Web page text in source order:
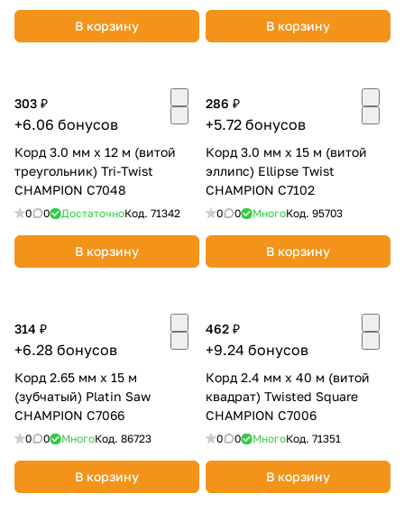
В корзину В корзину
303 ₽
+6.06 бонусов
Корд 3.0 мм х 12 м (витой
треугольник) Tri-Twist
CHAMPION С7048
0 0 ДостаточноКод. 71342
В корзину
286 ₽
+5.72 бонусов
Корд 3.0 мм х 15 м (витой
эллипс) Ellipse Twist
CHAMPION C7102
0 0 МногоКод. 95703
В корзину
314 ₽
+6.28 бонусов
Корд 2.65 мм х 15 м
(зубчатый) Platin Saw
CHAMPION С7066
0 0 МногоКод. 86723
В корзину
462 ₽
+9.24 бонусов
Корд 2.4 мм х 40 м (витой
квадрат) Twisted Square
CHAMPION С7006
0 0 МногоКод. 71351
В корзину